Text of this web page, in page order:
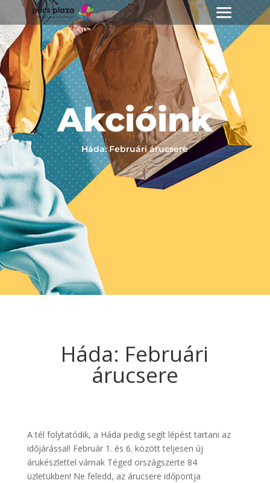
Akcióink
Háda: Februári árucsere
Háda: Februári
árucsere
A tél folytatódik, a Háda pedig segít lépést tartani az
időjárással! Február 1. és 6. között teljesen új
árukészlettel várnak Téged országszerte 84
üzletükben! Ne feledd, az árucsere időpontja